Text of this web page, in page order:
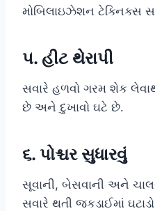
મોબિલાઇઝેશન ટેક્નિક્સ
૫. હીટ થેરાપી
સવારે હળવો ગરમ શેક
છે અને દુખાવો ઘટે છે.
૬. પોશ્ચર સુધારવું
સૂવાની, બેસવાની અને
સવારે થતી જકડાઈમાં